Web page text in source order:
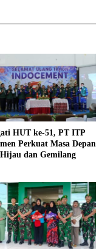
HUT ke-51, PT ITP
Perkuat Masa Depan
dan Gemilang